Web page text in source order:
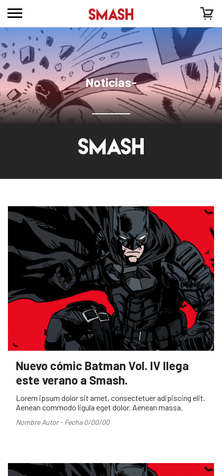
Noticias-
Nuevo cómic Batman Vol. IV llega
este verano a Smash.
Lorem ipsum dolor sit amet, consectetuer adipiscing elit.
Aenean commodo ligula eget dolor. Aenean massa.
Nombre Autor - Fecha 0/00/00